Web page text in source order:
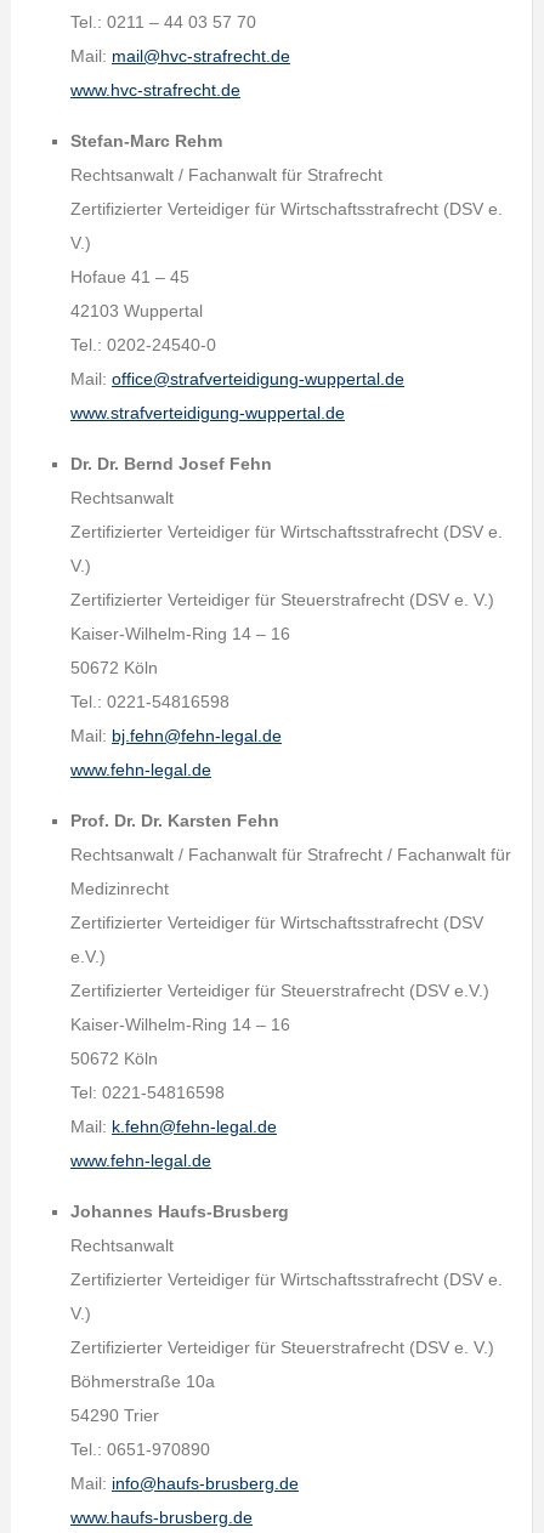
Tel.: 0211 – 44 03 57 70
Mail: mail@hvc-strafrecht.de
www.hvc-strafrecht.de
Stefan-Marc Rehm
Rechtsanwalt / Fachanwalt für Strafrecht
Zertifizierter Verteidiger für Wirtschaftsstrafrecht (DSV e.
V.)
Hofaue 41 – 45
42103 Wuppertal
Tel.: 0202-24540-0
Mail: office@strafverteidigung-wuppertal.de
www.strafverteidigung-wuppertal.de
Dr. Dr. Bernd Josef Fehn
Rechtsanwalt
Zertifizierter Verteidiger für Wirtschaftsstrafrecht (DSV e.
V.)
Zertifizierter Verteidiger für Steuerstrafrecht (DSV e. V.)
Kaiser-Wilhelm-Ring 14 – 16
50672 Köln
Tel.: 0221-54816598
Mail: bj.fehn@fehn-legal.de
www.fehn-legal.de
Prof. Dr. Dr. Karsten Fehn
Rechtsanwalt / Fachanwalt für Strafrecht / Fachanwalt für
Medizinrecht
Zertifizierter Verteidiger für Wirtschaftsstrafrecht (DSV
e.V.)
Zertifizierter Verteidiger für Steuerstrafrecht (DSV e.V.)
Kaiser-Wilhelm-Ring 14 – 16
50672 Köln
Tel: 0221-54816598
Mail: k.fehn@fehn-legal.de
www.fehn-legal.de
Johannes Haufs-Brusberg
Rechtsanwalt
Zertifizierter Verteidiger für Wirtschaftsstrafrecht (DSV e.
V.)
Zertifizierter Verteidiger für Steuerstrafrecht (DSV e. V.)
Böhmerstraße 10a
54290 Trier
Tel.: 0651-970890
Mail: info@haufs-brusberg.de
www.haufs-brusberg.de